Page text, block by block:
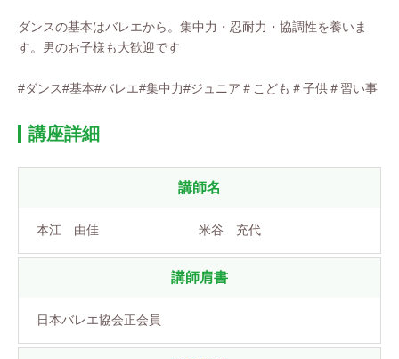
ダンスの基本はバレエから。集中力・忍耐力・協調性を養いま
す。男のお子様も大歓迎です
#ダンス#基本#バレエ#集中力#ジュニア＃こども＃子供＃習い事
講座詳細
講師名
本江 由佳 米谷 充代
講師肩書
日本バレエ協会正会員